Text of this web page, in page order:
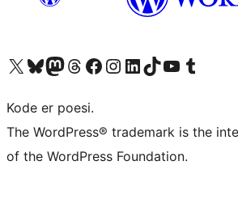
Besøk vår konto på X Visit our Bluesky account
Besøk vår Mastodon-konto
Visit our Threads account
Besøk vår Facebook-sideBesøk vår Instagram-konto
Besøk vår LinkedIn-konto
Visit our TikTok account
Visit our YouTube channel
Visit our Tumblr
Kode er poesi.
The WordPress® trademark is the
of the WordPress Foundation.